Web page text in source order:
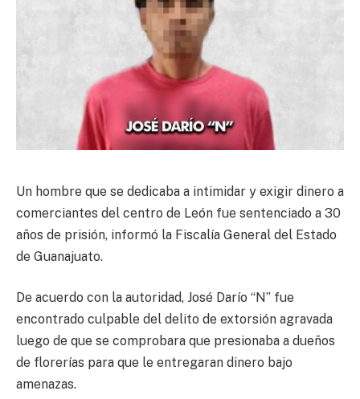
Un hombre que se dedicaba a intimidar y exigir dinero a
comerciantes del centro de León fue sentenciado a 30
años de prisión, informó la Fiscalía General del Estado
de Guanajuato.
De acuerdo con la autoridad, José Darío “N” fue
encontrado culpable del delito de extorsión agravada
luego de que se comprobara que presionaba a dueños
de florerías para que le entregaran dinero bajo
amenazas.